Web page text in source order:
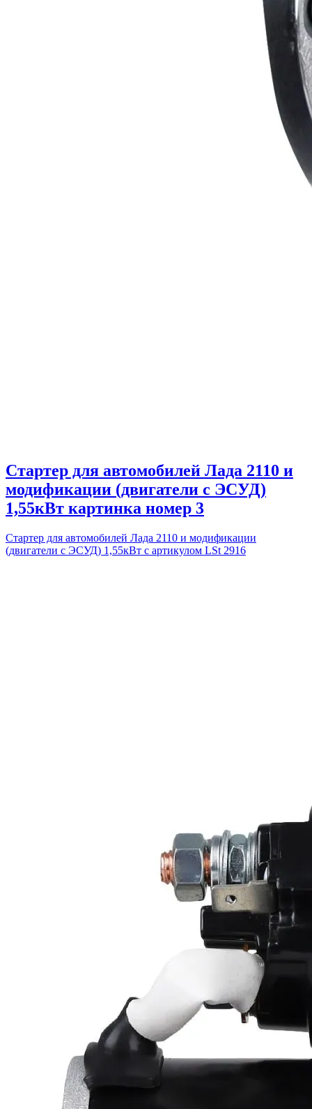
Стартер для автомобилей Лада 2110 и
модификации (двигатели с ЭСУД)
1,55кВт картинка номер 3
Стартер для автомобилей Лада 2110 и модификации
(двигатели с ЭСУД) 1,55кВт с артикулом LSt 2916